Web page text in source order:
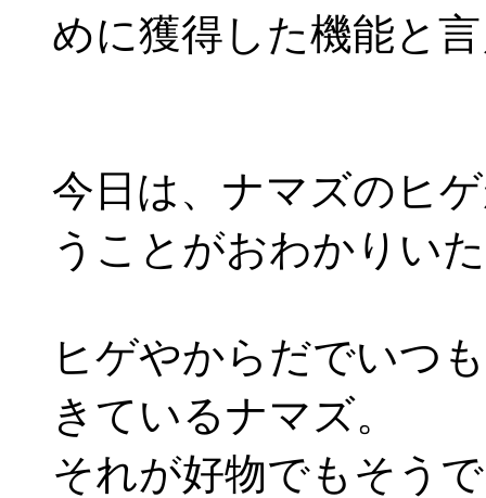
めに獲得した機能と
今日は、ナマズのヒ
うことがおわかりい
ヒゲやからだでいつ
きているナマズ。
それが好物でもそう